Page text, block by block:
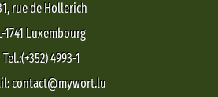
rue de Hollerich
1741 Luxembourg
Tel.:(+352) 4993-1
contact@mywort.lu